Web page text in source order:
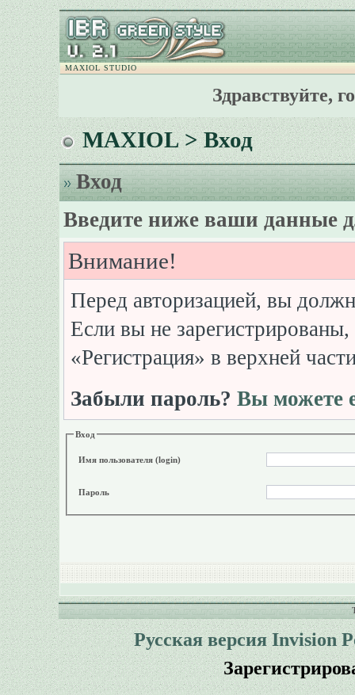
MAXIOL STUDIO
Здравствуйте,
MAXIOL> Вход
Вход
Введите ниже ваши данные
Внимание!
Перед авторизацией, вы
Если вы не
«Регистрация» в верхней
Забыли пароль? Вы можете
Вход
Имя пользователя (login)
Пароль
Русская версия Invision